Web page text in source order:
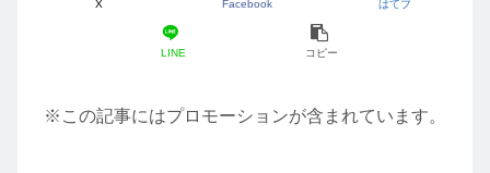
X Facebook はてブ
LINE コピー
※この記事にはプロモーションが含まれています。